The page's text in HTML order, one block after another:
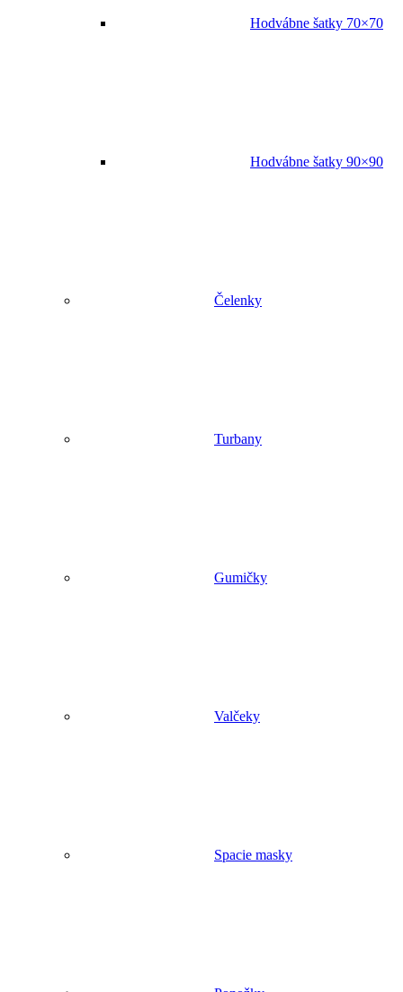
Hodvábne šatky 70×70
Hodvábne šatky 90×90
Čelenky
Turbany
Gumičky
Valčeky
Spacie masky